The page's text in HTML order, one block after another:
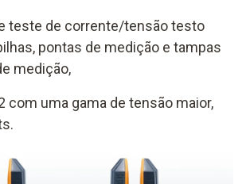
teste de corrente/tensão testo
pontas de medição e tampas
medição,
com uma gama de tensão maior,